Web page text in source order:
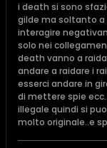
i death si sono
gilde ma soltanto a
interagire
solo nei
death vanno a
andare a raidare i
esserci andare in
di mettere spie
illegale quindi si
molto originale..e